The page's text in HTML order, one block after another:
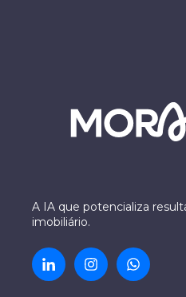
A IA que potencializa
imobiliário.